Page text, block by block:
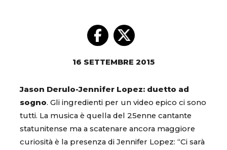
16 SETTEMBRE 2015
Jason Derulo-Jennifer Lopez: duetto ad
sogno. Gli ingredienti per un video epico ci sono
tutti. La musica è quella del 25enne cantante
statunitense ma a scatenare ancora maggiore
curiosità è la presenza di Jennifer Lopez: “Ci sarà